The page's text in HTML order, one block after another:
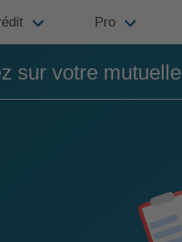
Pro
sur votre mutuelle